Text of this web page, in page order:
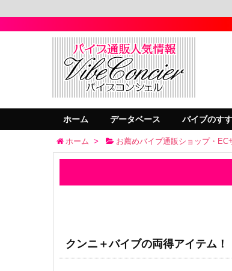
ホーム データベース バイブのす
ホーム > お薦めバイブ通販ショップ・EC
クンニ＋バイブの両得アイテム！